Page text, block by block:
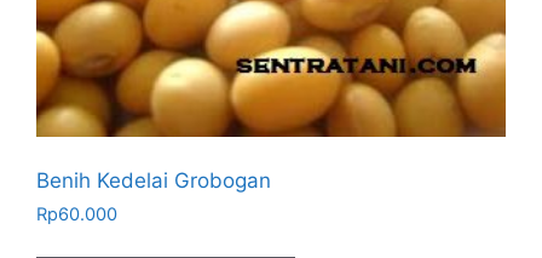
Benih Kedelai Grobogan
Rp60.000